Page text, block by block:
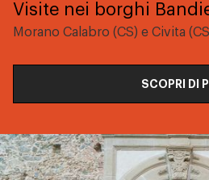
Visite nei borghi
Morano Calabro (CS) e Civita
SCOPRI DI